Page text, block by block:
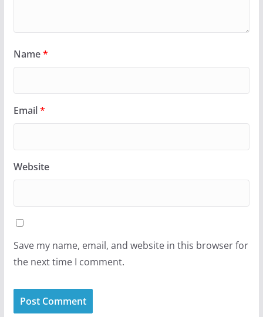
Name*
Email*
Website
Save my name, email, and website in this browser for
the next time I comment.